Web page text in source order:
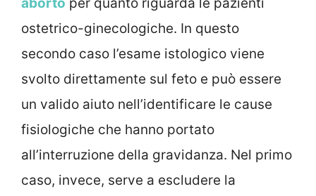
ostetrico-ginecologiche. In questo
secondo caso l’esame istologico viene
svolto direttamente sul feto e può essere
un valido aiuto nell’identificare le cause
fisiologiche che hanno portato
all’interruzione della gravidanza. Nel primo
caso, invece, serve a escludere la